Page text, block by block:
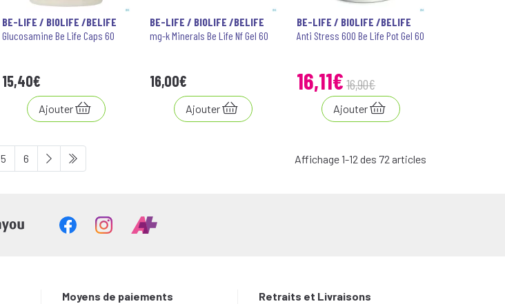
BE-LIFE / BIOLIFE /BELIFE
Glucosamine Be Life Caps 60
15,40€
Ajouter
BE-LIFE / BIOLIFE /BELIFE
mg-k Minerals Be Life Nf Gel 60
16,00€
Ajouter
BE-LIFE / BIOLIFE /BELIFE
Anti Stress 600 Be Life Pot Gel 60
16,11€ 16,90€
Ajouter
Affichage 1-12 des 72 articles
5 6
Moyens de paiements Retraits et Livraisons